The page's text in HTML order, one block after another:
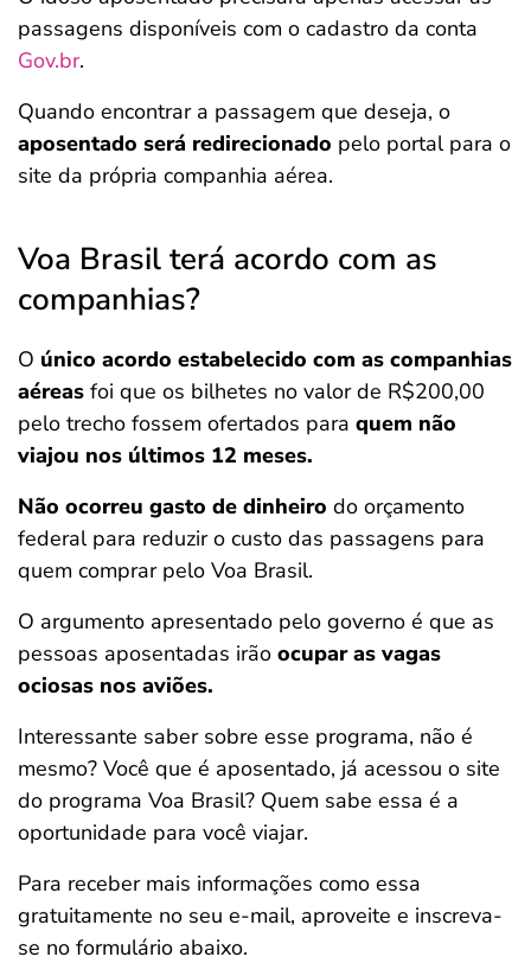
passagens disponíveis com o cadastro da conta
Gov.br.
Quando encontrar a passagem que deseja, o
aposentado será redirecionado pelo portal para o
site da própria companhia aérea.
Voa Brasil terá acordo com as
companhias?
O único acordo estabelecido com as companhias
aéreas foi que os bilhetes no valor de R$200,00
pelo trecho fossem ofertados para quem não
viajou nos últimos 12 meses.
Não ocorreu gasto de dinheiro do orçamento
federal para reduzir o custo das passagens para
quem comprar pelo Voa Brasil.
O argumento apresentado pelo governo é que as
pessoas aposentadas irão ocupar as vagas
ociosas nos aviões.
Interessante saber sobre esse programa, não é
mesmo? Você que é aposentado, já acessou o site
do programa Voa Brasil? Quem sabe essa é a
oportunidade para você viajar.
Para receber mais informações como essa
gratuitamente no seu e-mail, aproveite e inscreva-
se no formulário abaixo.